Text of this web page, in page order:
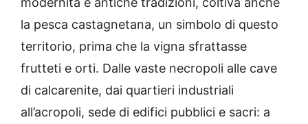
la pesca castagnetana, un simbolo di questo
territorio, prima che la vigna sfrattasse
frutteti e orti. Dalle vaste necropoli alle cave
di calcarenite, dai quartieri industriali
all’acropoli, sede di edifici pubblici e sacri: a